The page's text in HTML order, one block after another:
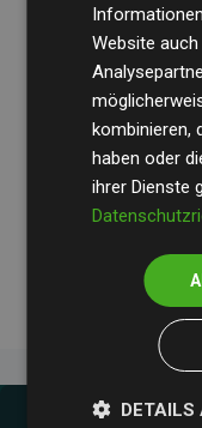
Die
regelmäßig unsere
Transparenz und
Ihre Prüfungen
geschätzten
Websites
messbare
Website
kombinieren,
haben oder
ihrer Dienste
DETAILS